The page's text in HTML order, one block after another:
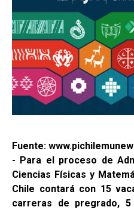
Fuente:
- Para el proceso de
Ciencias Físicas y
Chile contará con 15
carreras de pregrado,